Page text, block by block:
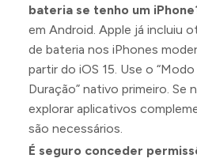
bateria se tenho um
em Android. Apple já incluiu
de bateria nos iPhones
partir do iOS 15. Use o
Duração” nativo primeiro. Se
explorar aplicativos
são necessários.
É seguro conceder